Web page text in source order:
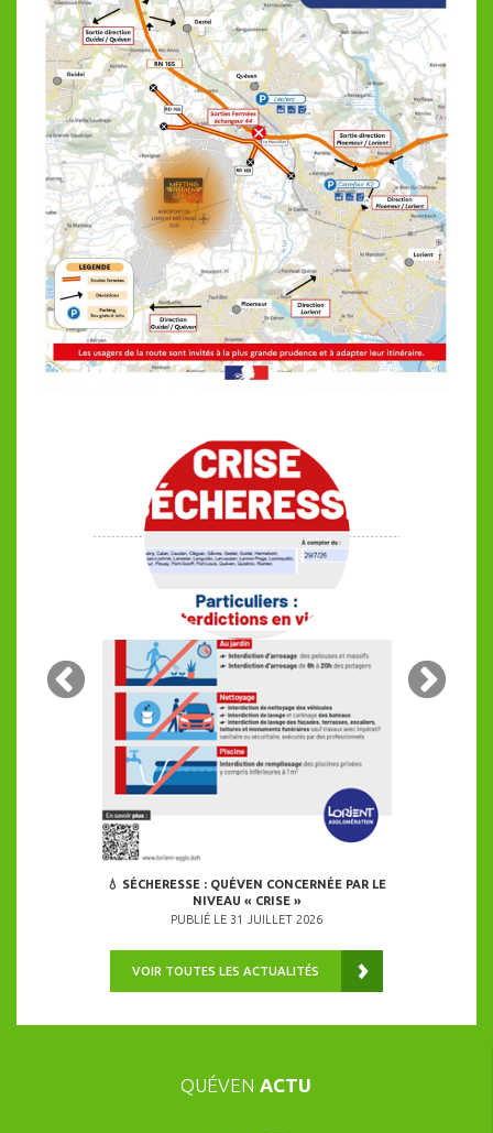
PASSENT
💧 SÉCHERESSE : QUÉVEN CONCERNÉE PAR LE
NIVEAU « CRISE »
PUBLIÉ LE 31 JUILLET 2026
24
VOIR TOUTES LES ACTUALITÉS
QUÉVEN ACTU